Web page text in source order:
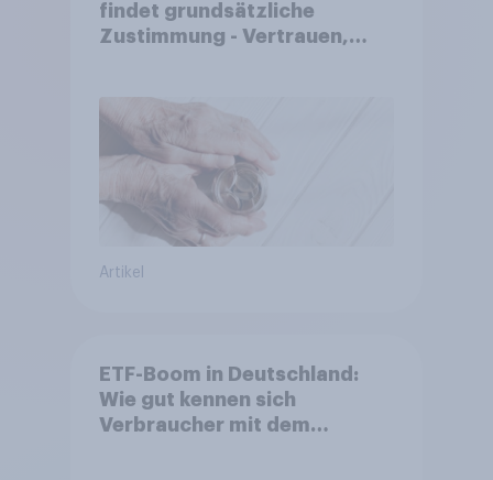
findet grundsätzliche
Zustimmung - Vertrauen,
Akzeptanz
Artikel
ETF-Boom in Deutschland:
Wie gut kennen sich
Verbraucher mit dem